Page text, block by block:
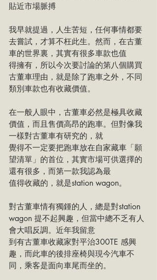
貼近市場脈搏
我早就提過，人生苦短，任何事情都要
去嘗試，才算不枉此生。然而，在古董
車的世界裏，其實有很多車款也值
得擁有，所以今次要討論的第八個購買
古董車理由，就是除了跑車之外，不同
類別車款也有收藏價值。
在一般人眼中，古董車必然是極具收藏
價值，而且售價高昂的跑車。但對像我
一樣對古董車有研究的，就
覺得不一定要把跑車放在自家藏車「願
望清單」的首位，其實市場可供選擇的
還有很多，而第一款我認為最
值得收藏的，就是station wagon。
對古董車情有獨鍾的人，總是對station
wagon 提不起興趣，但當中總不乏有人
會大唱反調。近年我留意
到有古董車收藏家對平治300TE 感興
趣，而此車的後排座椅與現今汽車不
同，乘客是面向車尾而坐的。